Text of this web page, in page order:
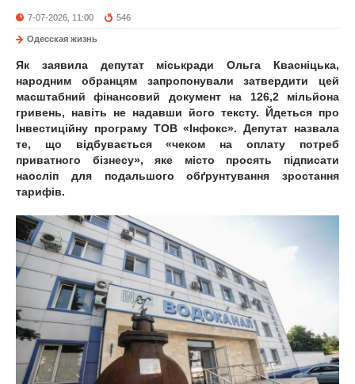
7-07-2026, 11:00 546
Одесская жизнь
Як заявила депутат міськради Ольга Квасніцька,
народним обранцям запропонували затвердити цей
масштабний фінансовий документ на 126,2 мільйона
гривень, навіть не надавши його тексту. Йдеться про
Інвестиційну програму ТОВ «Інфокс». Депутат назвала
те, що відбувається «чеком на оплату потреб
приватного бізнесу», яке місто просять підписати
наосліп для подальшого обґрунтування зростання
тарифів.